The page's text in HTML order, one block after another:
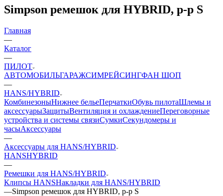
Simpson ремешок для HYBRID, р-р S
Главная
—
Каталог
—
ПИЛОТ
АВТОМОБИЛЬГАРАЖСИМРЕЙСИНГФАН ШОП
—
HANS/HYBRID
КомбинезоныНижнее бельеПерчаткиОбувь пилотаШлемы и
аксессуарыЗащитыВентиляция и охлаждениеПереговорные
устройства и системы связиСумкиСекундомеры и
часыАксессуары
—
Аксессуары для HANS/HYBRID
HANSHYBRID
—
Ремешки для HANS/HYBRID
Клипсы HANSНакладки для HANS/HYBRID
—Simpson ремешок для HYBRID, р-р S